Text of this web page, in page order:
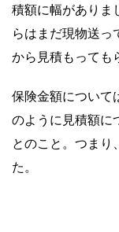
積額に幅がありま
らはまだ現物送っ
から見積もっても
保険金額について
のように見積額に
とのこと。つま
た。